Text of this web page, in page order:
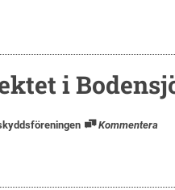
i
Kommentera